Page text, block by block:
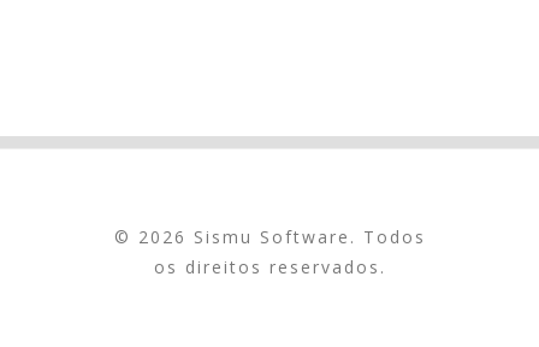
© 2026 Sismu Software. Todos
os direitos reservados.